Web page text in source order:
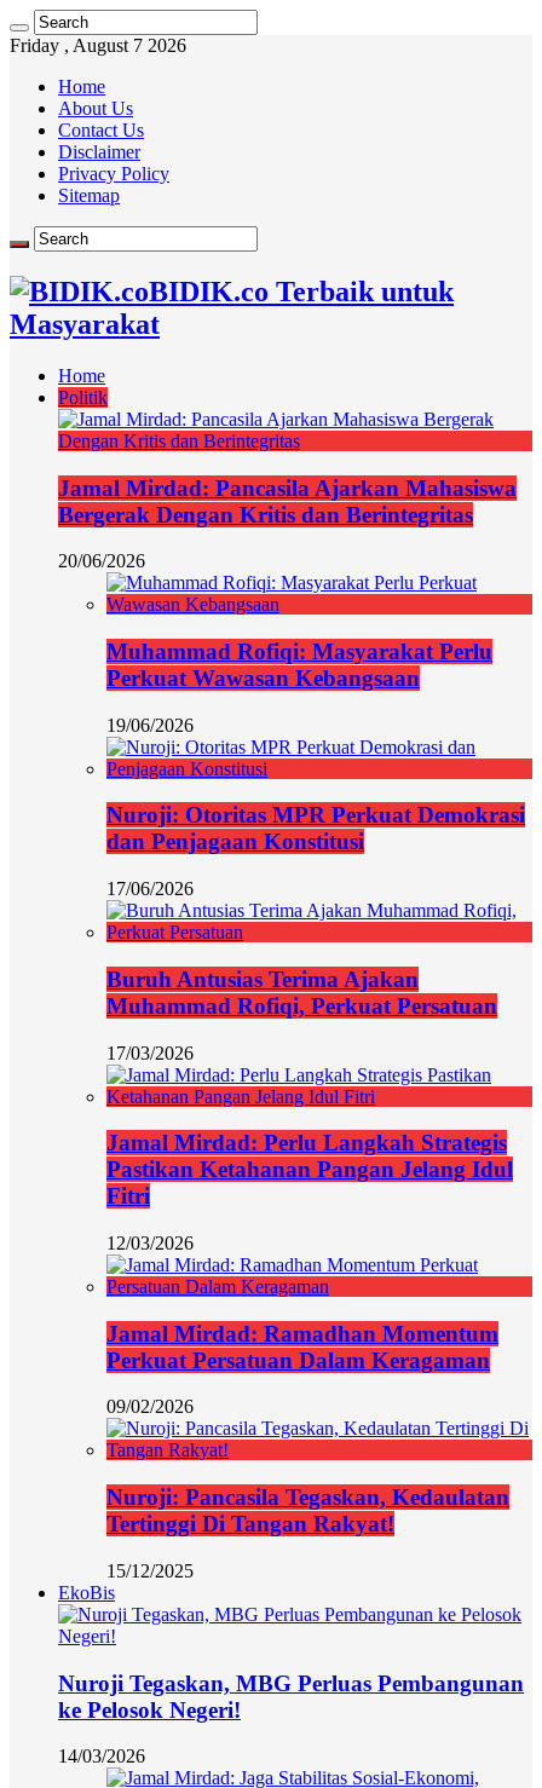
Friday , August 7 2026
Home
About Us
Contact Us
Disclaimer
Privacy Policy
Sitemap
BIDIK.co Terbaik untuk
Masyarakat
Home
Politik
Jamal Mirdad: Pancasila Ajarkan Mahasiswa
Bergerak Dengan Kritis dan Berintegritas
20/06/2026
Muhammad Rofiqi: Masyarakat Perlu
Perkuat Wawasan Kebangsaan
19/06/2026
Nuroji: Otoritas MPR Perkuat Demokrasi
dan Penjagaan Konstitusi
17/06/2026
Buruh Antusias Terima Ajakan
Muhammad Rofiqi, Perkuat Persatuan
17/03/2026
Jamal Mirdad: Perlu Langkah Strategis
Pastikan Ketahanan Pangan Jelang Idul
Fitri
12/03/2026
Jamal Mirdad: Ramadhan Momentum
Perkuat Persatuan Dalam Keragaman
09/02/2026
Nuroji: Pancasila Tegaskan, Kedaulatan
Tertinggi Di Tangan Rakyat!
15/12/2025
EkoBis
Nuroji Tegaskan, MBG Perluas Pembangunan
ke Pelosok Negeri!
14/03/2026